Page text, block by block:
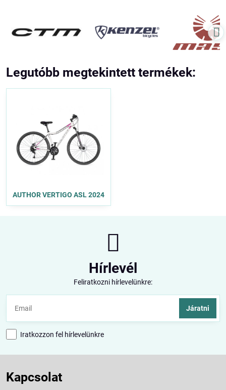
Legutóbb megtekintett termékek:
AUTHOR VERTIGO ASL 2024
Hírlevél
Feliratkozni hírlevelünkre:
Járatni
Iratkozzon fel hírlevelünkre
Kapcsolat